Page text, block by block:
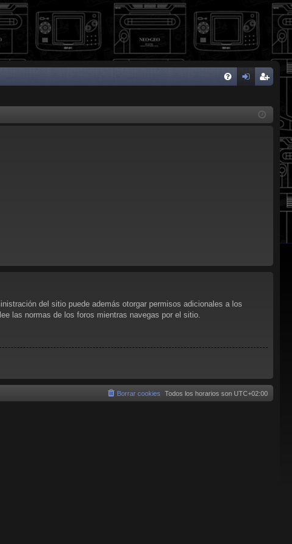
ist
del sitio puede además otorgar permisos adicionales a los
las normas de los foros mientras navegas por el sitio.
Todos los horarios son UTC+02:00
Borrar cookies